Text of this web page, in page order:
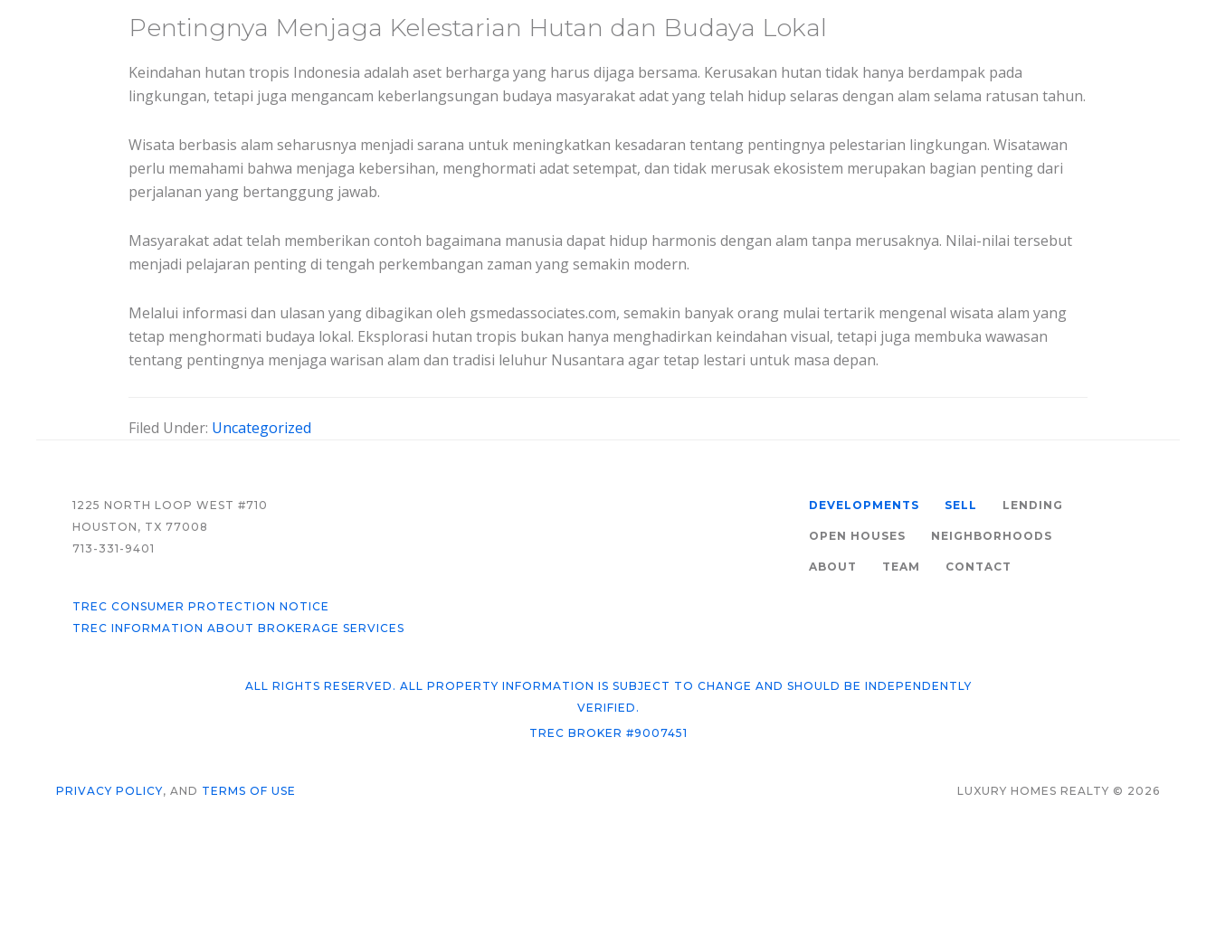
Pentingnya Menjaga Kelestarian Hutan dan Budaya Lokal
Keindahan hutan tropis Indonesia adalah aset berharga yang harus dijaga bersama. Kerusakan hutan tidak hanya berdampak pada
lingkungan, tetapi juga mengancam keberlangsungan budaya masyarakat adat yang telah hidup selaras dengan alam selama ratusan tahun.
Wisata berbasis alam seharusnya menjadi sarana untuk meningkatkan kesadaran tentang pentingnya pelestarian lingkungan. Wisatawan
perlu memahami bahwa menjaga kebersihan, menghormati adat setempat, dan tidak merusak ekosistem merupakan bagian penting dari
perjalanan yang bertanggung jawab.
Masyarakat adat telah memberikan contoh bagaimana manusia dapat hidup harmonis dengan alam tanpa merusaknya. Nilai-nilai tersebut
menjadi pelajaran penting di tengah perkembangan zaman yang semakin modern.
Melalui informasi dan ulasan yang dibagikan oleh gsmedassociates.com, semakin banyak orang mulai tertarik mengenal wisata alam yang
tetap menghormati budaya lokal. Eksplorasi hutan tropis bukan hanya menghadirkan keindahan visual, tetapi juga membuka wawasan
tentang pentingnya menjaga warisan alam dan tradisi leluhur Nusantara agar tetap lestari untuk masa depan.
Filed Under: Uncategorized
1225 NORTH LOOP WEST #710
HOUSTON, TX 77008
713-331-9401
TREC CONSUMER PROTECTION NOTICE
TREC INFORMATION ABOUT BROKERAGE SERVICES
DEVELOPMENTS SELL LENDING
OPEN HOUSES NEIGHBORHOODS
ABOUT TEAM CONTACT
ALL RIGHTS RESERVED. ALL PROPERTY INFORMATION IS SUBJECT TO CHANGE AND SHOULD BE INDEPENDENTLY
VERIFIED.
TREC BROKER #9007451
PRIVACY POLICY, AND TERMS OF USE LUXURY HOMES REALTY © 2026